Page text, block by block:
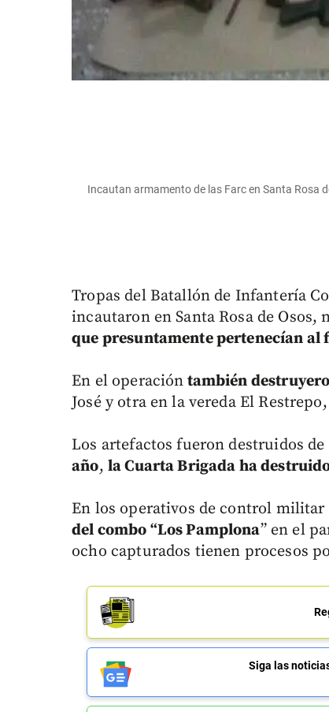
Incautan armamento de las Farc en Santa Rosa
Tropas del Batallón de Infantería
incautaron en Santa Rosa de
que presuntamente pertenecían al
En el operación también
José y otra en la vereda El
Los artefactos fueron destruidos
año, la Cuarta Brigada ha
En los operativos de control militar
del combo “Los Pamplona” en el
ocho capturados tienen procesos
Siga las